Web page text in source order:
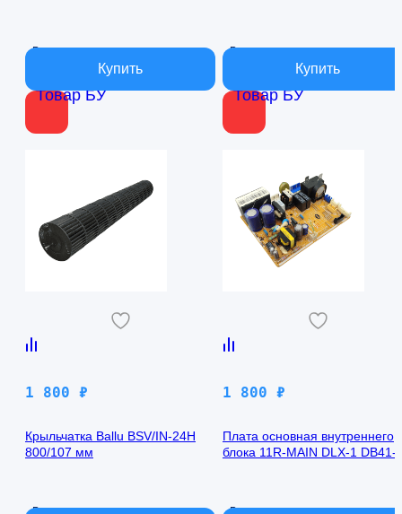
Товар БУ
В наличии
Товар БУ
В наличии
1 800 ₽
Крыльчатка Ballu BSV/IN-24H
800/107 мм
В наличии
1 800 ₽
Плата основная внутреннего
блока 11R-MAIN DLX-1 DB41-
В наличии